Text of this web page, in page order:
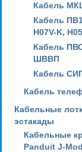
Кабель
Кабель
H07V-K,
Кабель
ШВВП
Кабель
Кабель
Кабельные
эстакады
Кабельные
Panduit J-Mod